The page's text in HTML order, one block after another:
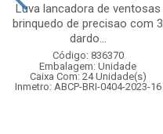
Luva lancadora de ventosas
brinquedo de precisao com 3
dardo...
Código: 836370
Embalagem: Unidade
Caixa Com: 24 Unidade(s)
Inmetro: ABCP-BRI-0404-2023-16